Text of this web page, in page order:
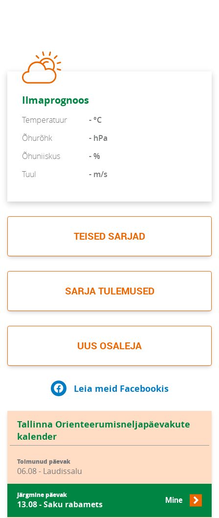
Ilmaprognoos
Temperatuur
- °C
Õhurõhk
- hPa
Õhuniiskus
- %
Tuul
- m/s
TEISED SARJAD
SARJA TULEMUSED
UUS OSALEJA
Leia meid Facebookis
Tallinna Orienteerumisneljapäevakute
kalender
Toimunud päevak
06.08 - Laudissalu
Järgmine päevak
13.08 - Saku rabamets Mine